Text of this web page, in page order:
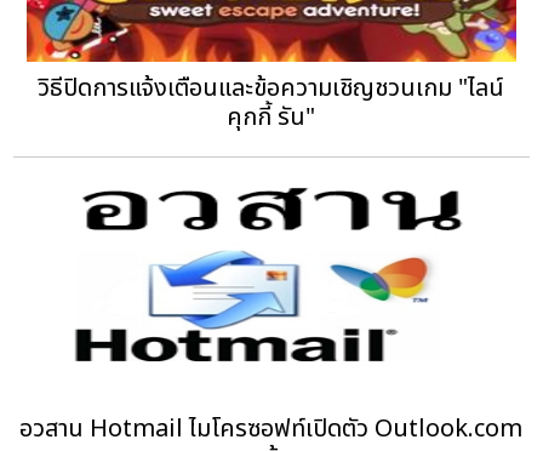
วิธีปิดการแจ้งเตือนและข้อความเชิญชวนเกม "ไลน์
คุกกี้ รัน"
อวสาน Hotmail ไมโครซอฟท์เปิดตัว Outlook.com